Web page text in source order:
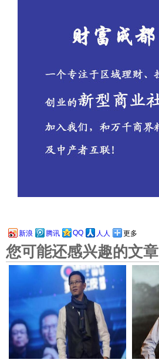
新浪 腾讯 QQ 人人 更多
您可能还感兴趣的文章